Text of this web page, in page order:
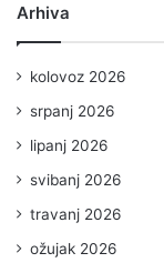
Arhiva
kolovoz 2026
srpanj 2026
lipanj 2026
svibanj 2026
travanj 2026
ožujak 2026